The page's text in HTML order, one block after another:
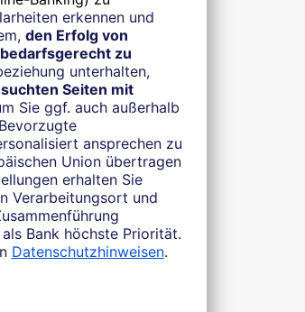
finden Sie auf Ihrem
steht Ihnen unser 24/7
10000 zur Verfügung.